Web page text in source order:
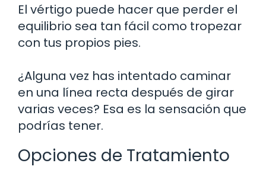
El vértigo puede hacer que perder el
equilibrio sea tan fácil como tropezar
con tus propios pies.
¿Alguna vez has intentado caminar
en una línea recta después de girar
varias veces? Esa es la sensación que
podrías tener.
Opciones de Tratamiento